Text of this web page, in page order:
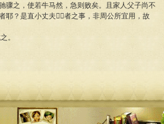
骤之，使若牛马然，急则败矣。且家人父子尚不
耶？是直小丈夫者之事，非周公所宜用，故
。